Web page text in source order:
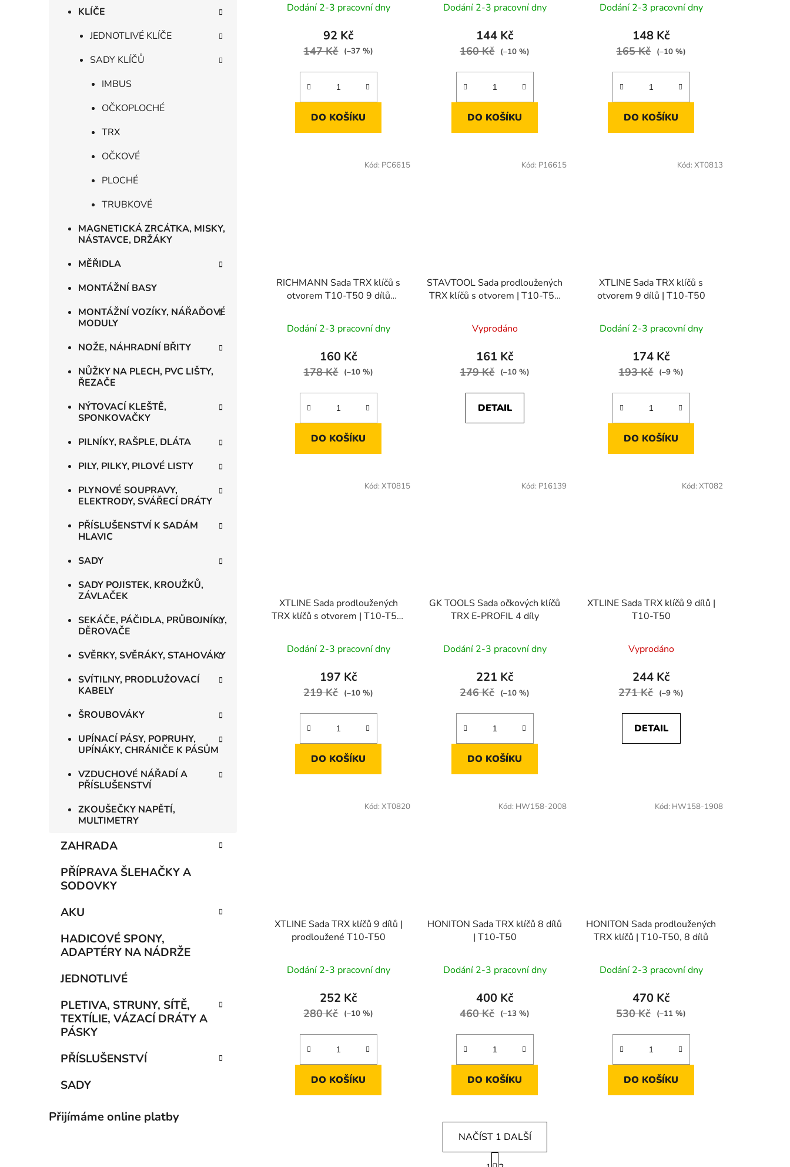
KLÍČE
JEDNOTLIVÉ KLÍČE
SADY KLÍČŮ
IMBUS
OČKOPLOCHÉ
TRX
OČKOVÉ
PLOCHÉ
TRUBKOVÉ
MAGNETICKÁ ZRCÁTKA, MISKY,
NÁSTAVCE, DRŽÁKY
MĚŘIDLA
MONTÁŽNÍ BASY
MONTÁŽNÍ VOZÍKY, NÁŘAĎOVÉ
MODULY
NOŽE, NÁHRADNÍ BŘITY
NŮŽKY NA PLECH, PVC LIŠTY,
ŘEZAČE
NÝTOVACÍ KLEŠTĚ,
SPONKOVAČKY
PILNÍKY, RAŠPLE, DLÁTA
PILY, PILKY, PILOVÉ LISTY
PLYNOVÉ SOUPRAVY,
ELEKTRODY, SVÁŘECÍ DRÁTY
PŘÍSLUŠENSTVÍ K SADÁM
HLAVIC
SADY
SADY POJISTEK, KROUŽKŮ,
ZÁVLAČEK
SEKÁČE, PÁČIDLA, PRŮBOJNÍKY,
DĚROVAČE
SVĚRKY, SVĚRÁKY, STAHOVÁKY
SVÍTILNY, PRODLUŽOVACÍ
KABELY
ŠROUBOVÁKY
UPÍNACÍ PÁSY, POPRUHY,
UPÍNÁKY, CHRÁNIČE K PÁSŮM
VZDUCHOVÉ NÁŘADÍ A
PŘÍSLUŠENSTVÍ
ZKOUŠEČKY NAPĚTÍ,
MULTIMETRY
ZAHRADA
PŘÍPRAVA ŠLEHAČKY A
SODOVKY
AKU
HADICOVÉ SPONY,
ADAPTÉRY NA NÁDRŽE
JEDNOTLIVÉ
PLETIVA, STRUNY, SÍTĚ,
TEXTÍLIE, VÁZACÍ DRÁTY A
PÁSKY
PŘÍSLUŠENSTVÍ
SADY
Přijímáme online platby
Dodání 2-3 pracovní dny
92 Kč
147 Kč (–37 %)
DO KOŠÍKU
Dodání 2-3 pracovní dny
144 Kč
160 Kč (–10 %)
DO KOŠÍKU
Dodání 2-3 pracovní dny
148 Kč
165 Kč (–10 %)
DO KOŠÍKU
RICHMANN Sada TRX klíčů s
otvorem T10-T50 9 dílů
Dodání 2-3 pracovní dny
160 Kč
178 Kč (–10 %)
DO KOŠÍKU
Kód: PC6615
STAVTOOL Sada prodloužených
TRX klíčů s otvorem | T10-T50
Vyprodáno
161 Kč
179 Kč (–10 %)
DETAIL
Kód: P16615
XTLINE Sada TRX klíčů s
otvorem 9 dílů | T10-T50
Dodání 2-3 pracovní dny
174 Kč
193 Kč (–9 %)
DO KOŠÍKU
Kód: XT0813
XTLINE Sada prodloužených
TRX klíčů s otvorem | T10-T50,
Dodání 2-3 pracovní dny
197 Kč
219 Kč (–10 %)
DO KOŠÍKU
Kód: XT0815
GK TOOLS Sada očkových klíčů
TRX E-PROFIL 4 díly
Dodání 2-3 pracovní dny
221 Kč
246 Kč (–10 %)
DO KOŠÍKU
Kód: P16139
XTLINE Sada TRX klíčů 9 dílů |
T10-T50
Vyprodáno
244 Kč
271 Kč (–9 %)
DETAIL
Kód: XT082
XTLINE Sada TRX klíčů 9 dílů |
prodloužené T10-T50
Dodání 2-3 pracovní dny
252 Kč
280 Kč (–10 %)
DO KOŠÍKU
Kód: XT0820
HONITON Sada TRX klíčů 8 dílů
| T10-T50
Dodání 2-3 pracovní dny
400 Kč
460 Kč (–13 %)
DO KOŠÍKU
Kód: HW158-2008
HONITON Sada prodloužených
TRX klíčů | T10-T50, 8 dílů
Dodání 2-3 pracovní dny
470 Kč
530 Kč (–11 %)
DO KOŠÍKU
Kód: HW158-1908
NAČÍST 1 DALŠÍ
S